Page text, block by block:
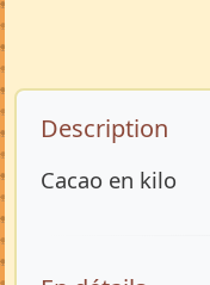
Description
Description
Cacao en kilo